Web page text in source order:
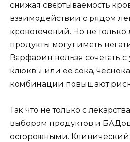
снижая свертываемость
взаимодействии с рядом
кровотечений. Но не только
продукты могут иметь
Варфарин нельзя сочетать
клюквы или ее сока,
комбинации повышают
Так что не только с
выбором продуктов и
осторожными.